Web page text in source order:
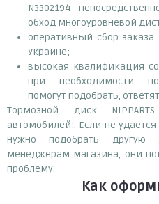
N3302194
обход многоуровневой
оперативный сбор
Украине;
высокая квалификация
при необходимости
помогут подобрать,
Тормозной диск
автомобилей:. Если не
нужно подобрать
менеджерам магазина, они
проблему.
Как